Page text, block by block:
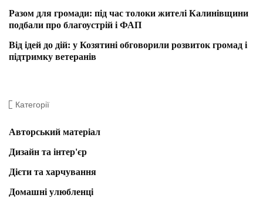
Разом для громади: під час толоки жителі Калинівщини
подбали про благоустрій і ФАП
Від ідей до дій: у Козятині обговорили розвиток громад і
підтримку ветеранів
Категорії
Авторський матеріал
Дизайн та інтер'єр
Дієти та харчування
Домашні улюбленці